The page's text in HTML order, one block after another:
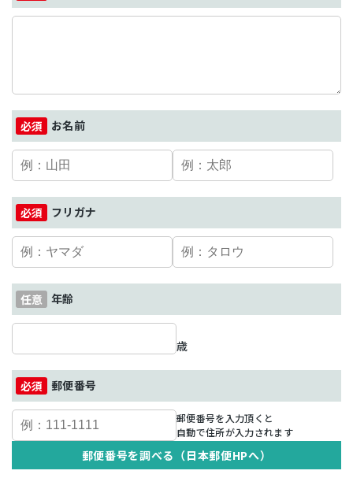
お名前
フリガナ
年齢
歳
郵便番号
郵便番号を入力頂くと
自動で住所が入力されます
郵便番号を調べる（日本郵便HPへ）